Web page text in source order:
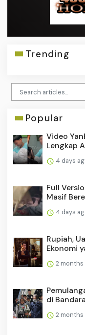
Trending
Popular
Video
Lengkap
4 days
Full
Masif
4 days
Rupiah,
Ekonomi
2 months
di
2 months